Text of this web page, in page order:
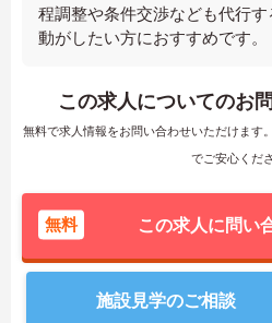
程調整や条件交渉なども代行
動がしたい方におすすめです。
この求人についてのお
無料で求人情報をお問い合わせいただけます
でご安心くださ
無料 この求人に問い
施設見学のご相談